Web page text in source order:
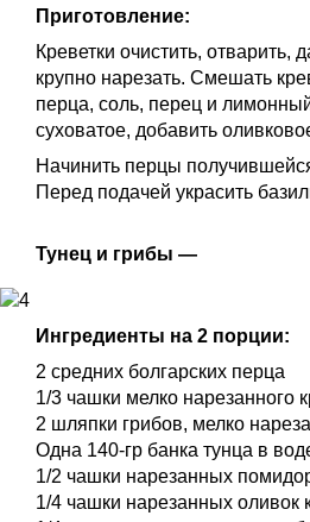
Приготовление:
Креветки очистить, отварить,
крупно нарезать. Смешать
перца, соль, перец и
суховатое, добавить
Начинить перцы
Перед подачей украсить
Тунец и грибы —
Ингредиенты на 2 порции:
2 средних болгарских перца
1/3 чашки мелко нарезанного
2 шляпки грибов, мелко
Одна 140-гр банка тунца в
1/2 чашки нарезанных
1/4 чашки нарезанных оливок